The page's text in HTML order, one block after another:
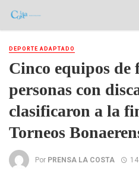
DEPORTE ADAPTADO
Cinco equipos de
personas con
clasificaron a la
Torneos
Por PRENSA LA COSTA